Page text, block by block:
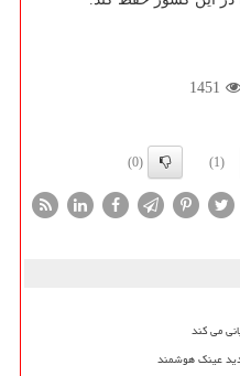
1451
(1)
(0)
می کند
عینک هوشمند